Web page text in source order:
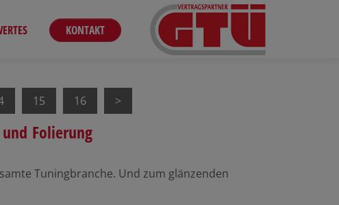
KONTAKT
15 16
Folierung
Tuningbranche. Und zum glänzenden